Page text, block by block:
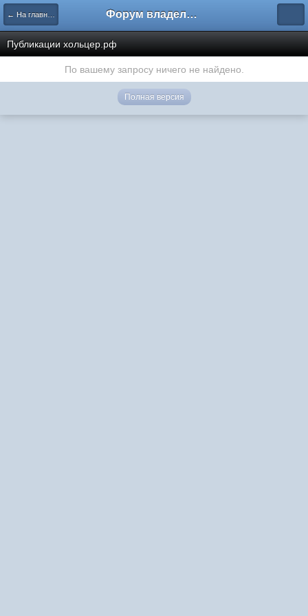
← На главную Форум владельцев интернет-магазинов
Публикации хольцер.рф
По вашему запросу ничего не найдено.
Полная версия